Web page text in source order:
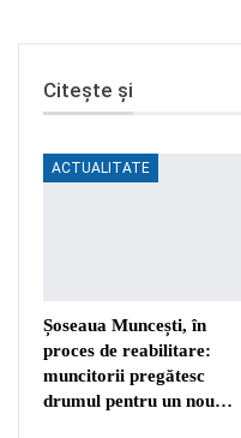
Citește și
ACTUALITATE
Șoseaua Muncești, în
proces de reabilitare:
muncitorii pregătesc
drumul pentru un nou…